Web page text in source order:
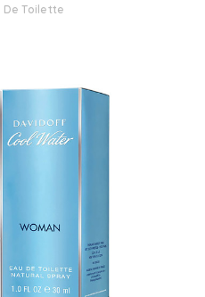
De Toilette